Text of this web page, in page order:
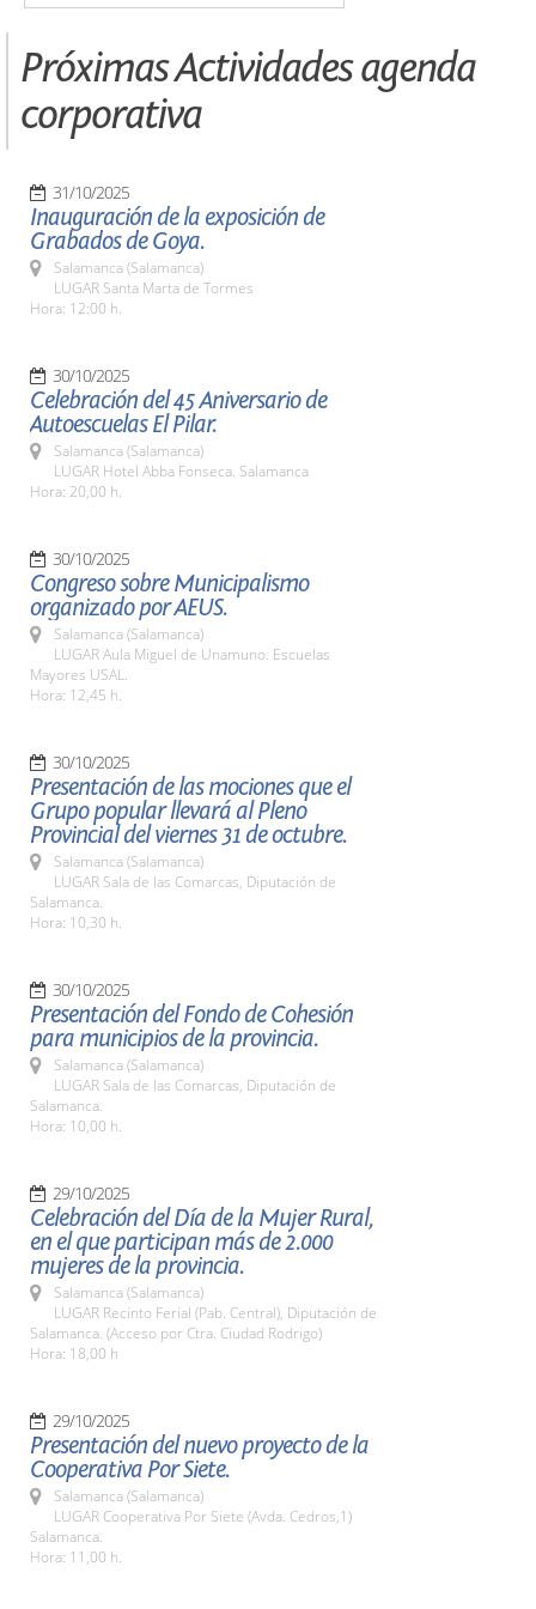
Próximas Actividades agenda
corporativa
31/10/2025
Inauguración de la exposición de
Grabados de Goya.
Salamanca (Salamanca)
LUGAR Santa Marta de Tormes
Hora: 12:00 h.
30/10/2025
Celebración del 45 Aniversario de
Autoescuelas El Pilar.
Salamanca (Salamanca)
LUGAR Hotel Abba Fonseca. Salamanca
Hora: 20,00 h.
30/10/2025
Congreso sobre Municipalismo
organizado por AEUS.
Salamanca (Salamanca)
LUGAR Aula Miguel de Unamuno. Escuelas
Mayores USAL.
Hora: 12,45 h.
30/10/2025
Presentación de las mociones que el
Grupo popular llevará al Pleno
Provincial del viernes 31 de octubre.
Salamanca (Salamanca)
LUGAR Sala de las Comarcas, Diputación de
Salamanca.
Hora: 10,30 h.
30/10/2025
Presentación del Fondo de Cohesión
para municipios de la provincia.
Salamanca (Salamanca)
LUGAR Sala de las Comarcas, Diputación de
Salamanca.
Hora: 10,00 h.
29/10/2025
Celebración del Día de la Mujer Rural,
en el que participan más de 2.000
mujeres de la provincia.
Salamanca (Salamanca)
LUGAR Recinto Ferial (Pab. Central), Diputación de
Salamanca. (Acceso por Ctra. Ciudad Rodrigo)
Hora: 18,00 h
29/10/2025
Presentación del nuevo proyecto de la
Cooperativa Por Siete.
Salamanca (Salamanca)
LUGAR Cooperativa Por Siete (Avda. Cedros,1)
Salamanca.
Hora: 11,00 h.